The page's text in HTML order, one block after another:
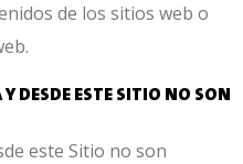
de los sitios web o
DESDE ESTE SITIO NO SON
este Sitio no son